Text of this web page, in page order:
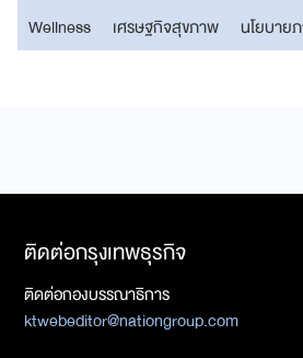
Wellness
เศรษฐกิจสุขภาพ นโยบาย
ติดต่อกรุงเทพธุรกิจ
ติดต่อกองบรรณาธิการ
ktwebeditor@nationgroup.com